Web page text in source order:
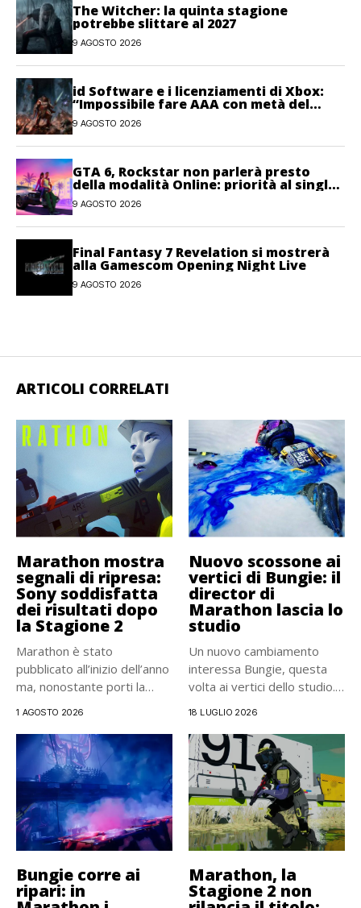
The Witcher: la quinta stagione
potrebbe slittare al 2027
9 AGOSTO 2026
id Software e i licenziamenti di Xbox:
“Impossibile fare AAA con metà del
personale”
9 AGOSTO 2026
GTA 6, Rockstar non parlerà presto
della modalità Online: priorità al single-
player
9 AGOSTO 2026
Final Fantasy 7 Revelation si mostrerà
alla Gamescom Opening Night Live
9 AGOSTO 2026
ARTICOLI CORRELATI
Marathon mostra
segnali di ripresa:
Sony soddisfatta
dei risultati dopo
la Stagione 2
Marathon è stato
pubblicato all’inizio dell’anno
ma, nonostante porti la
1 AGOSTO 2026
Nuovo scossone ai
vertici di Bungie: il
director di
Marathon lascia lo
studio
Un nuovo cambiamento
interessa Bungie, questa
volta ai vertici dello studio.
18 LUGLIO 2026
Bungie corre ai
ripari: in
Marathon, la
Stagione 2 non